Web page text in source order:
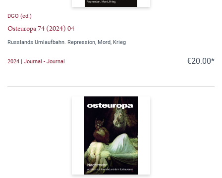
DGO (ed.)
Osteuropa 74 (2024) 04
Russlands Umlaufbahn. Repression, Mord, Krieg
2024 | Journal - Journal €20.00*